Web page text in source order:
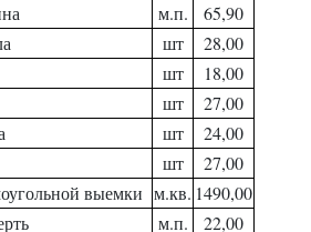
м.п.
65,90
шт
28,00
шт
18,00
шт
27,00
шт
24,00
шт
27,00
выемки м.кв. 1490,00
м.п. 22,00